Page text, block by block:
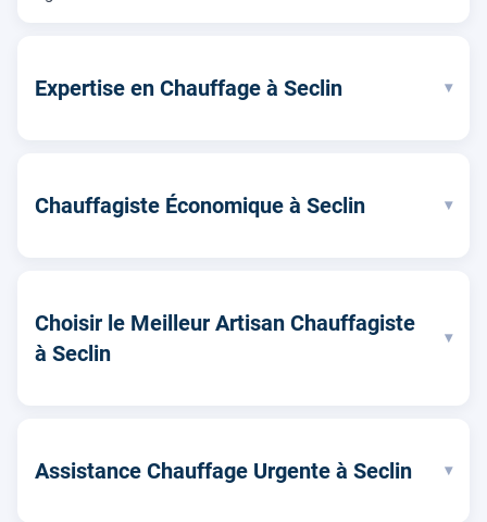
Expertise en Chauffage à Seclin ▾
Chauffagiste Économique à Seclin ▾
Choisir le Meilleur Artisan Chauffagiste
à Seclin
▾
Assistance Chauffage Urgente à Seclin ▾